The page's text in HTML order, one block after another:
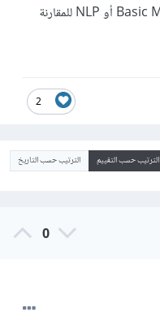
المناسبة للتطبيق سواء كان استخدام Basic ML أو NLP للمقارنة
2
الترتيب حسب التقييم الترتيب حسب التاريخ
0